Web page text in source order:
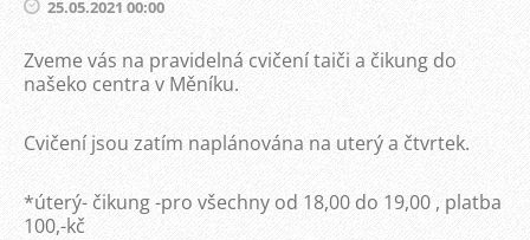
25.05.2021 00:00
Zveme vás na pravidelná cvičení taiči a čikung do
našeko centra v Měníku.
Cvičení jsou zatím naplánována na uterý a čtvrtek.
*úterý- čikung -pro všechny od 18,00 do 19,00 , platba
100,-kč